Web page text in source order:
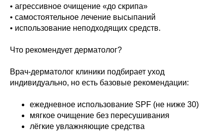
• агрессивное очищение «до скрипа»
• самостоятельное лечение высыпаний
• использование неподходящих средств.
Что рекомендует дерматолог?
Врач-дерматолог клиники подбирает уход
индивидуально, но есть базовые рекомендации:
ежедневное использование SPF (не ниже 30)
мягкое очищение без пересушивания
лёгкие увлажняющие средства